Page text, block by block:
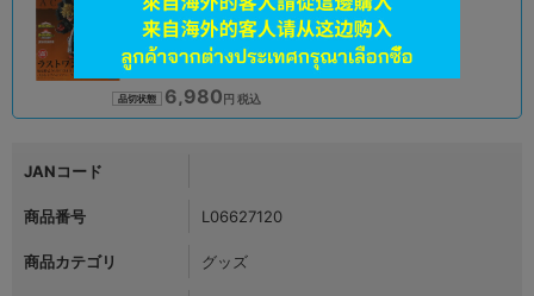
オンライン
品切状態 6,980円 税込
JANコード
商品番号 L06627120
商品カテゴリ グッズ